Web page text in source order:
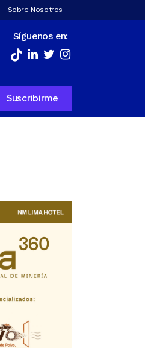
Sobre Nosotros
Síguenos en: